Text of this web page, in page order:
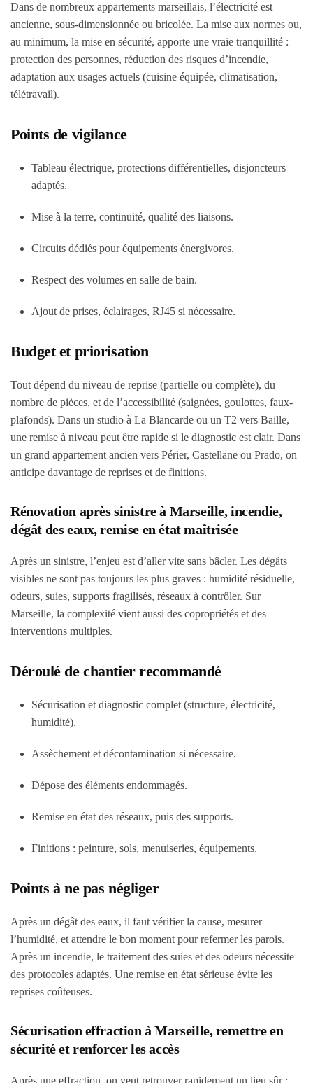
Dans de nombreux appartements marseillais, l’électricité est
ancienne, sous-dimensionnée ou bricolée. La mise aux normes ou,
au minimum, la mise en sécurité, apporte une vraie tranquillité :
protection des personnes, réduction des risques d’incendie,
adaptation aux usages actuels (cuisine équipée, climatisation,
télétravail).
Points de vigilance
Tableau électrique, protections différentielles, disjoncteurs
adaptés.
Mise à la terre, continuité, qualité des liaisons.
Circuits dédiés pour équipements énergivores.
Respect des volumes en salle de bain.
Ajout de prises, éclairages, RJ45 si nécessaire.
Budget et priorisation
Tout dépend du niveau de reprise (partielle ou complète), du
nombre de pièces, et de l’accessibilité (saignées, goulottes, faux-
plafonds). Dans un studio à La Blancarde ou un T2 vers Baille,
une remise à niveau peut être rapide si le diagnostic est clair. Dans
un grand appartement ancien vers Périer, Castellane ou Prado, on
anticipe davantage de reprises et de finitions.
Rénovation après sinistre à Marseille, incendie,
dégât des eaux, remise en état maîtrisée
Après un sinistre, l’enjeu est d’aller vite sans bâcler. Les dégâts
visibles ne sont pas toujours les plus graves : humidité résiduelle,
odeurs, suies, supports fragilisés, réseaux à contrôler. Sur
Marseille, la complexité vient aussi des copropriétés et des
interventions multiples.
Déroulé de chantier recommandé
Sécurisation et diagnostic complet (structure, électricité,
humidité).
Assèchement et décontamination si nécessaire.
Dépose des éléments endommagés.
Remise en état des réseaux, puis des supports.
Finitions : peinture, sols, menuiseries, équipements.
Points à ne pas négliger
Après un dégât des eaux, il faut vérifier la cause, mesurer
l’humidité, et attendre le bon moment pour refermer les parois.
Après un incendie, le traitement des suies et des odeurs nécessite
des protocoles adaptés. Une remise en état sérieuse évite les
reprises coûteuses.
Sécurisation effraction à Marseille, remettre en
sécurité et renforcer les accès
Après une effraction, on veut retrouver rapidement un lieu sûr :